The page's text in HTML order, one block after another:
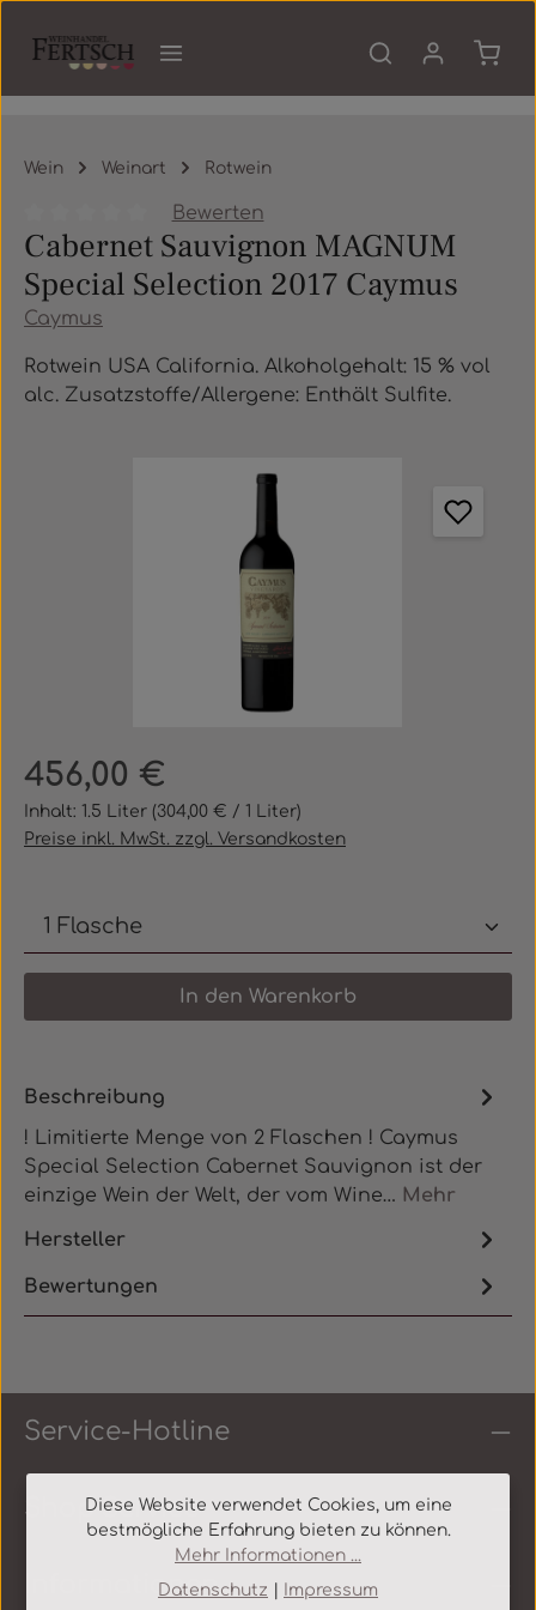
Wein Weinart Rotwein
Durchschnittliche Bewertung von 0 von 5 Sternen
Bewerten
Cabernet Sauvignon MAGNUM
Special Selection 2017 Caymus
Caymus
Rotwein USA California. Alkoholgehalt: 15 % vol
alc. Zusatzstoffe/Allergene: Enthält Sulfite.
Bildergalerie überspringen
Regulärer Preis:
456,00 €
Inhalt: 1.5 Liter (304,00 € / 1 Liter)
Preise inkl. MwSt. zzgl. Versandkosten
Produkt Anzahl: Gib den
In den Warenkorb
Beschreibung
! Limitierte Menge von 2 Flaschen ! Caymus
Special Selection Cabernet Sauvignon ist der
einzige Wein der Welt, der vom Wine… Mehr
Hersteller
Bewertungen
Service-Hotline
Shop Service
Informationen
Diese Website verwendet Cookies, um eine
bestmögliche Erfahrung bieten zu können.
Mehr Informationen ...
Datenschutz
Impressum